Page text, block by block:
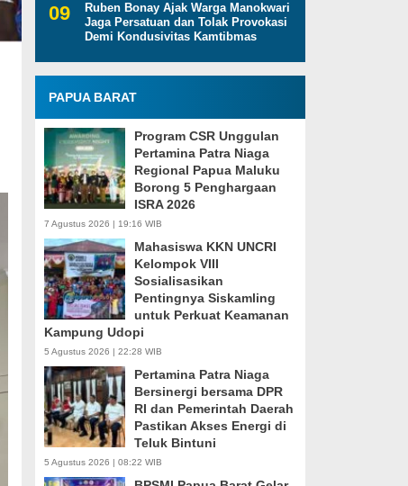
Ruben Bonay Ajak Warga Manokwari
Jaga Persatuan dan Tolak Provokasi
Demi Kondusivitas Kamtibmas
PAPUA BARAT
Program CSR Unggulan
Pertamina Patra Niaga
Regional Papua Maluku
Borong 5 Penghargaan
ISRA 2026
7 Agustus 2026 | 19:16 WIB
Mahasiswa KKN UNCRI
Kelompok VIII
Sosialisasikan
Pentingnya Siskamling
untuk Perkuat Keamanan
Kampung Udopi
5 Agustus 2026 | 22:28 WIB
Pertamina Patra Niaga
Bersinergi bersama DPR
RI dan Pemerintah Daerah
Pastikan Akses Energi di
Teluk Bintuni
5 Agustus 2026 | 08:22 WIB